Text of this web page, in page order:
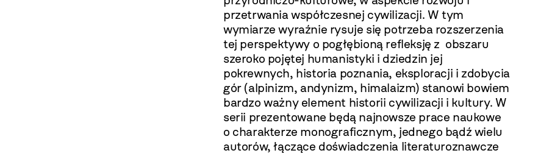
przetrwania współczesnej cywilizacji. W tym
wymiarze wyraźnie rysuje się potrzeba rozszerzenia
tej perspektywy o pogłębioną refleksję z obszaru
szeroko pojętej humanistyki i dziedzin jej
pokrewnych, historia poznania, eksploracji i zdobycia
gór (alpinizm, andynizm, himalaizm) stanowi bowiem
bardzo ważny element historii cywilizacji i kultury. W
serii prezentowane będą najnowsze prace naukowe
o charakterze monograficznym, jednego bądź wielu
autorów, łączące doświadczenia literaturoznawcze